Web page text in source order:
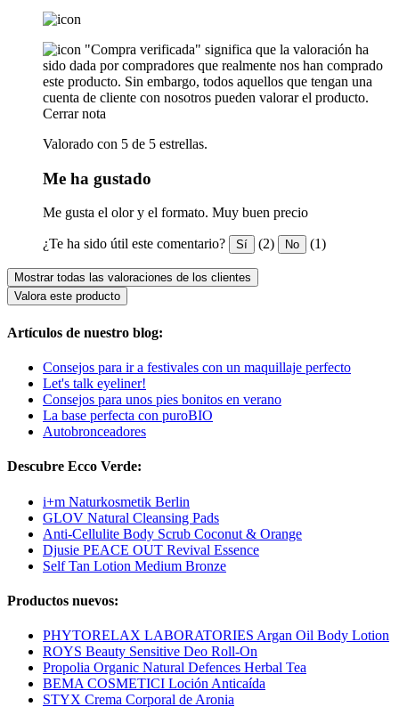
"Compra verificada" significa que la valoración ha
sido dada por compradores que realmente nos han comprado
este producto. Sin embargo, todos aquellos que tengan una
cuenta de cliente con nosotros pueden valorar el producto.
Cerrar nota
Valorado con 5 de 5 estrellas.
Me ha gustado
Me gusta el olor y el formato. Muy buen precio
¿Te ha sido útil este comentario? Sí (2) No (1)
Mostrar todas las valoraciones de los clientes
Valora este producto
Artículos de nuestro blog:
Consejos para ir a festivales con un maquillaje perfecto
Let's talk eyeliner!
Consejos para unos pies bonitos en verano
La base perfecta con puroBIO
Autobronceadores
Descubre Ecco Verde:
i+m Naturkosmetik Berlin
GLOV Natural Cleansing Pads
Anti-Cellulite Body Scrub Coconut & Orange
Djusie PEACE OUT Revival Essence
Self Tan Lotion Medium Bronze
Productos nuevos:
PHYTORELAX LABORATORIES Argan Oil Body Lotion
ROYS Beauty Sensitive Deo Roll-On
Propolia Organic Natural Defences Herbal Tea
BEMA COSMETICI Loción Anticaída
STYX Crema Corporal de Aronia